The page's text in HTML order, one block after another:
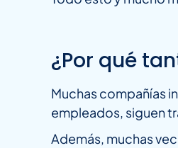
¿Por qué
Muchas compañías
empleados, siguen
Además, muchas